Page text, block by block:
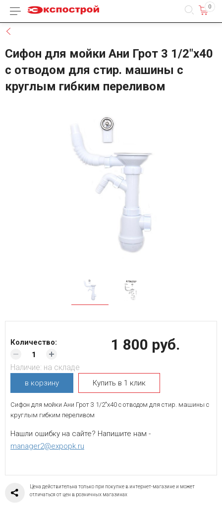
Каталог товаров 0
Сифон для мойки Ани Грот 3 1/2"х40
с отводом для стир. машины с
круглым гибким переливом
1 800 руб.
Количество:
Наличие: на складе
в корзину Купить в 1 клик
Сифон для мойки Ани Грот 3 1/2"х40 с отводом для стир. машины с
круглым гибким переливом
Нашли ошибку на сайте? Напишите нам -
manager2@expopk.ru
Цена действительна только при покупке в интернет-магазине и может
отличаться от цен в розничных магазинах